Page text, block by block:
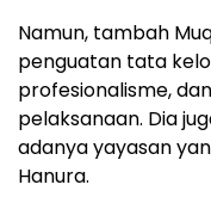
Namun, tambah
penguatan tata
profesionalisme,
pelaksanaan. Dia
adanya yayasan
Hanura.